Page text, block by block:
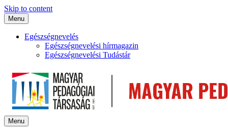
Skip to content
Menu
Egészségnevelés
Egészségnevelési hírmagazin
Egészségnevelési Tudástár
Menu